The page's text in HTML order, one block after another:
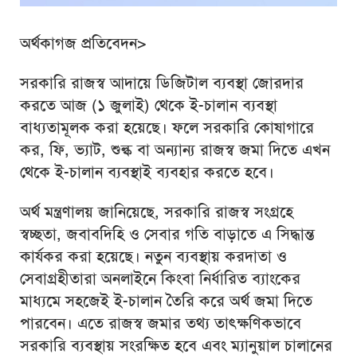
অর্থকাগজ প্রতিবেদন>
সরকারি রাজস্ব আদায়ে ডিজিটাল ব্যবস্থা জোরদার
করতে আজ (১ জুলাই) থেকে ই-চালান ব্যবস্থা
বাধ্যতামূলক করা হয়েছে। ফলে সরকারি কোষাগারে
কর, ফি, ভ্যাট, শুল্ক বা অন্যান্য রাজস্ব জমা দিতে এখন
থেকে ই-চালান ব্যবস্থাই ব্যবহার করতে হবে।
অর্থ মন্ত্রণালয় জানিয়েছে, সরকারি রাজস্ব সংগ্রহে
স্বচ্ছতা, জবাবদিহি ও সেবার গতি বাড়াতে এ সিদ্ধান্ত
কার্যকর করা হয়েছে। নতুন ব্যবস্থায় করদাতা ও
সেবাগ্রহীতারা অনলাইনে কিংবা নির্ধারিত ব্যাংকের
মাধ্যমে সহজেই ই-চালান তৈরি করে অর্থ জমা দিতে
পারবেন। এতে রাজস্ব জমার তথ্য তাৎক্ষণিকভাবে
সরকারি ব্যবস্থায় সংরক্ষিত হবে এবং ম্যানুয়াল চালানের